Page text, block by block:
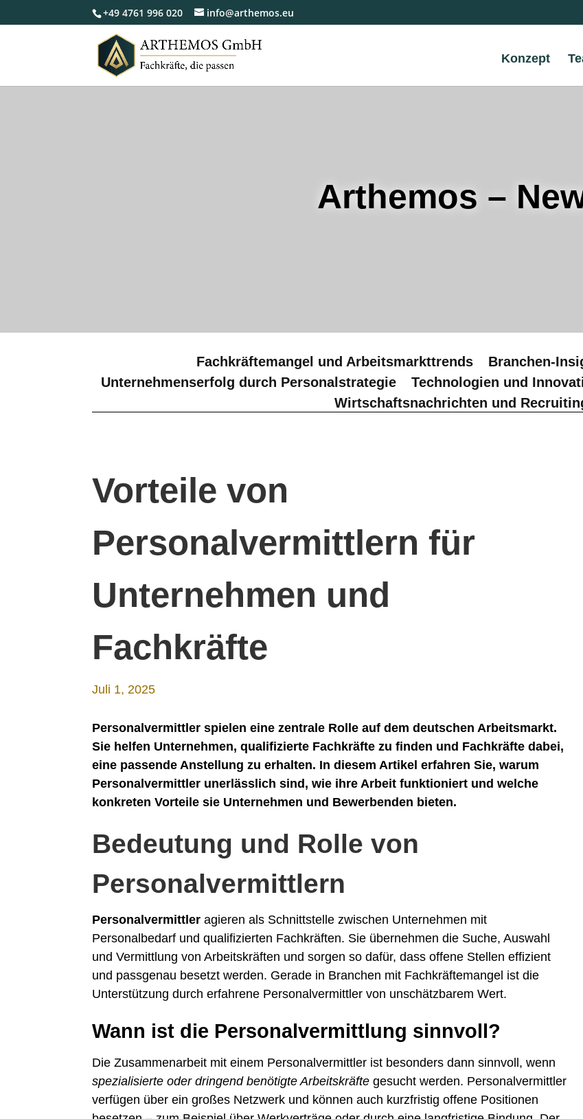
+49 4761 996 020 info@arthemos.eu
Konzept
Arthemos –
Fachkräftemangel und Arbeitsmarkttrends
Branchen-
Unternehmenserfolg durch Personalstrategie
Technologien und
Wirtschaftsnachrichten und
Vorteile von
Personalvermittlern für
Unternehmen und
Fachkräfte
Juli 1, 2025
Personalvermittler spielen eine zentrale Rolle auf dem deutschen Arbeitsmarkt.
Sie helfen Unternehmen, qualifizierte Fachkräfte zu finden und Fachkräfte dabei,
eine passende Anstellung zu erhalten. In diesem Artikel erfahren Sie, warum
Personalvermittler unerlässlich sind, wie ihre Arbeit funktioniert und welche
konkreten Vorteile sie Unternehmen und Bewerbenden bieten.
Bedeutung und Rolle von
Personalvermittlern
Personalvermittler agieren als Schnittstelle zwischen Unternehmen mit
Personalbedarf und qualifizierten Fachkräften. Sie übernehmen die Suche, Auswahl
und Vermittlung von Arbeitskräften und sorgen so dafür, dass offene Stellen effizient
und passgenau besetzt werden. Gerade in Branchen mit Fachkräftemangel ist die
Unterstützung durch erfahrene Personalvermittler von unschätzbarem Wert.
Wann ist die Personalvermittlung sinnvoll?
Die Zusammenarbeit mit einem Personalvermittler ist besonders dann sinnvoll, wenn
spezialisierte oder dringend benötigte Arbeitskräfte gesucht werden. Personalvermittler
verfügen über ein großes Netzwerk und können auch kurzfristig offene Positionen